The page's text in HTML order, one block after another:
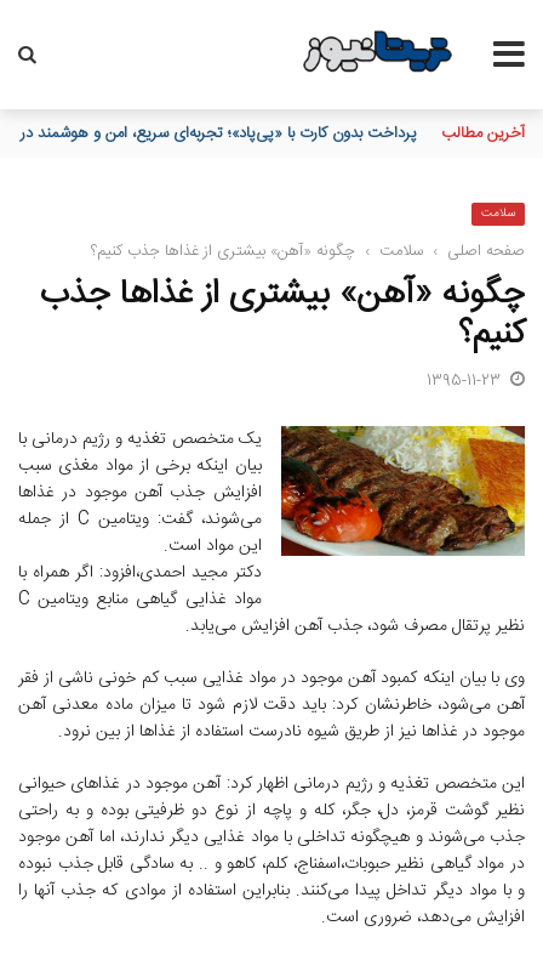
آخرین مطالب پرداخت بدون کارت با «پی‌پاد»؛ تجربه‌ای سریع، امن و هوشمند
سلامت
صفحه اصلی › سلامت › چگونه «آهن» بیشتری از غذاها جذب کنیم؟ ‌
چگونه «آهن» بیشتری از غذاها جذب
کنیم؟ ‌
1395-11-23
یک متخصص تغذیه و رژیم درمانی با
بیان اینکه برخی از مواد مغذی سبب
افزایش جذب آهن موجود در غذاها
می‌شوند، گفت: ویتامین C از جمله
این مواد است.
دکتر مجید احمدی،افزود: اگر همراه با
مواد غذایی گیاهی منابع ویتامین C
نظیر پرتقال مصرف شود، جذب آهن افزایش می‌یابد.
وی با بیان اینکه کمبود آهن موجود در مواد غذایی سبب کم خونی ناشی از فقر
آهن می‌شود، خاطرنشان کرد: باید دقت لازم شود تا میزان ماده معدنی آهن
موجود در غذاها نیز از طریق شیوه نادرست استفاده از غذاها از بین نرود.
این متخصص تغذیه و رژیم درمانی اظهار کرد: آهن موجود در غذاهای حیوانی
نظیر گوشت قرمز، دل، جگر، کله و پاچه از نوع دو ظرفیتی بوده و به راحتی
جذب می‌شوند و هیچگونه تداخلی با مواد غذایی دیگر ندارند، اما آهن موجود
در مواد گیاهی نظیر حبوبات،اسفناج، کلم، کاهو و .. به سادگی قابل جذب نبوده
و با مواد دیگر تداخل پیدا می‌کنند. بنابراین استفاده از موادی که جذب آنها را
افزایش می‌دهد، ضروری است.